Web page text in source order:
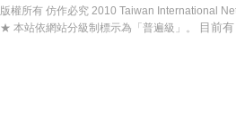
版權所有 仿作必究 2010 Taiwan International
★ 本站依網站分級制標示為「普遍級」。
目前